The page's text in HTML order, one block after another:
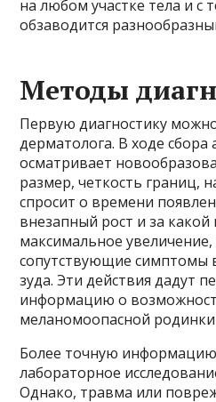
на любом участке тела и с
обзаводится
Методы
Первую диагностику
дерматолога. В ходе сбора
осматривает
размер, четкость границ,
спросит о времени
внезапный рост и за
максимальное
сопутствующие симптомы
зуда. Эти действия дадут
информацию о
меланомоопасной
Более точную информацию
лабораторное
Однако, травма или